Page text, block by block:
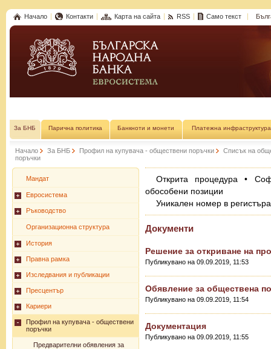
Начало Контакти Карта на сайта RSS Само текст
За БНБ Парична политика Банкноти и монети Платежна инфраструктура
Начало За БНБ Профил на купувача - обществени поръчки
Списък на
поръчки
Мандат
Евросистема
Ръководство
Организационна структура
История
Правна рамка
Изследвания и публикации
Пресцентър
Кариери
Профил на купувача - обществени
поръчки
Предварителни обявления за
Открита процедура •
обособени позиции
Уникален номер в
Документи
Решение за откриване на
Публикувано на 09.09.2019, 11:53
Обявление за обществена
Публикувано на 09.09.2019, 11:54
Документация
Публикувано на 09.09.2019, 11:55